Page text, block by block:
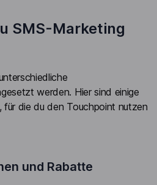
SMS-Marketing
werden. Hier sind einige
für die du den Touchpoint nutzen
und Rabatte